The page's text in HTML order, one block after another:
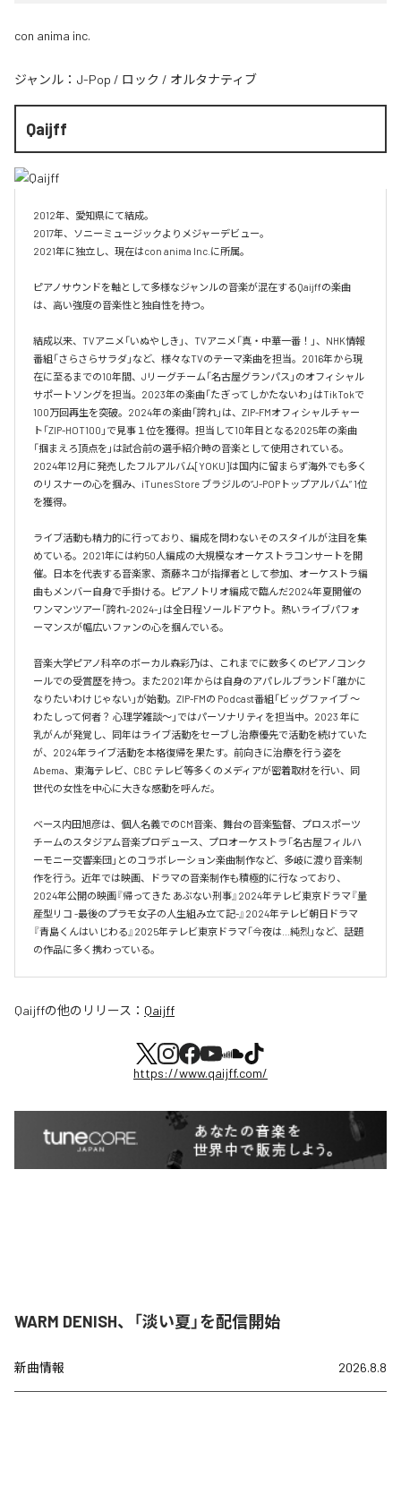
con anima inc.
ジャンル： J-Pop / ロック / オルタナティブ
Qaijff
2012年、愛知県にて結成。
2017年、ソニーミュージックよりメジャーデビュー。
2021年に独立し、現在はcon anima Inc.に所属。
ピアノサウンドを軸として多様なジャンルの音楽が混在するQaijffの楽曲
は、高い強度の音楽性と独自性を持つ。
結成以来、TVアニメ「いぬやしき」、TVアニメ「真・中華一番！」、NHK情報
番組「さらさらサラダ」など、様々なTVのテーマ楽曲を担当。2016年から現
在に至るまでの10年間、Jリーグチーム「名古屋グランパス」のオフィシャル
サポートソングを担当。2023年の楽曲「たぎってしかたないわ」はTikTokで
100万回再生を突破。2024年の楽曲「誇れ」は、ZIP-FMオフィシャルチャー
ト「ZIP-HOT100」で見事１位を獲得。担当して10年目となる2025年の楽曲
「掴まえろ頂点を」は試合前の選手紹介時の音楽として使用されている。
2024年12月に発売したフルアルバム[YOKU]は国内に留まらず海外でも多く
のリスナーの心を掴み、iTunes Store ブラジルの”J-POPトップアルバム” 1位
を獲得。
ライブ活動も精力的に行っており、編成を問わないそのスタイルが注目を集
めている。2021年には約50人編成の大規模なオーケストラコンサートを開
催。日本を代表する音楽家、斎藤ネコが指揮者として参加、オーケストラ編
曲もメンバー自身で手掛ける。ピアノトリオ編成で臨んだ2024年夏開催の
ワンマンツアー「誇れ-2024-」は全日程ソールドアウト。熱いライブパフォ
ーマンスが幅広いファンの心を掴んでいる。
音楽大学ピアノ科卒のボーカル森彩乃は、これまでに数多くのピアノコンク
ールでの受賞歴を持つ。また2021年からは自身のアパレルブランド「誰かに
なりたいわけじゃない」が始動。ZIP-FMの Podcast番組「ビッグファイブ 〜
わたしって何者？ 心理学雑談〜」ではパーソナリティを担当中。2023 年に
乳がんが発覚し、同年はライブ活動をセーブし治療優先で活動を続けていた
が、2024年ライブ活動を本格復帰を果たす。前向きに治療を行う姿を
Abema、東海テレビ、CBC テレビ等多くのメディアが密着取材を行い、同
世代の女性を中心に大きな感動を呼んだ。
ベース内田旭彦は、個人名義でのCM音楽、舞台の音楽監督、プロスポーツ
チームのスタジアム音楽プロデュース、プロオーケストラ「名古屋フィルハ
ーモニー交響楽団」とのコラボレーション楽曲制作など、多岐に渡り音楽制
作を行う。近年では映画、ドラマの音楽制作も積極的に行なっており、
2024年公開の映画『帰ってきた あぶない刑事』2024年テレビ東京ドラマ『量
産型リコ -最後のプラモ女子の人生組み立て記-』2024年テレビ朝日ドラマ
『青島くんはいじわる』2025年テレビ東京ドラマ「今夜は…純烈」など、話題
の作品に多く携わっている。
Qaijffの他のリリース： Qaijff
https://www.qaijff.com/
WARM DENISH、「淡い夏」を配信開始
新曲情報 2026.8.8